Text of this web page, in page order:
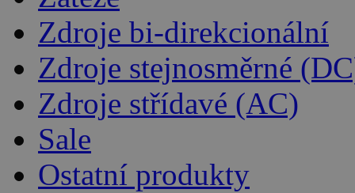
Zdroje bi-direkcionální
Zdroje stejnosměrné
Zdroje střídavé (AC)
Sale
Ostatní produkty